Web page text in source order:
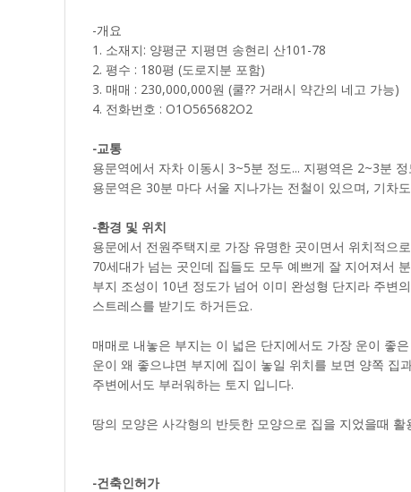
-개요
1. 소재지: 양평군 지평면 송현리 산101-78
2. 평수 : 180평 (도로지분 포함)
3. 매매 : 230,000,000원 (쿨?? 거래시 약간의 네고 가능)
4. 전화번호 : O1O565682O2
-교통
용문역에서 자차 이동시 3~5분 정도... 지평역은 2~3분
용문역은 30분 마다 서울 지나가는 전철이 있으며, 기차
-환경 및 위치
용문에서 전원주택지로 가장 유명한 곳이면서 위치적으
70세대가 넘는 곳인데 집들도 모두 예쁘게 잘 지어져서
부지 조성이 10년 정도가 넘어 이미 완성형 단지라 주변
스트레스를 받기도 하거든요.
매매로 내놓은 부지는 이 넓은 단지에서도 가장 운이 좋
운이 왜 좋으냐면 부지에 집이 놓일 위치를 보면 양쪽 집
주변에서도 부러워하는 토지 입니다.
땅의 모양은 사각형의 반듯한 모양으로 집을 지었을때 활
-건축인허가